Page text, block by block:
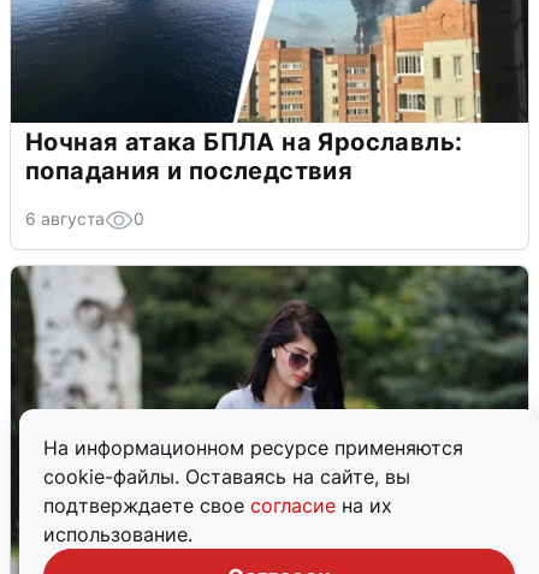
На информационном ресурсе применяются
cookie-файлы. Оставаясь на сайте, вы
подтверждаете свое согласие на их
использование.
Ночная атака БПЛА на Ярославль:
попадания и последствия
6 августа 0